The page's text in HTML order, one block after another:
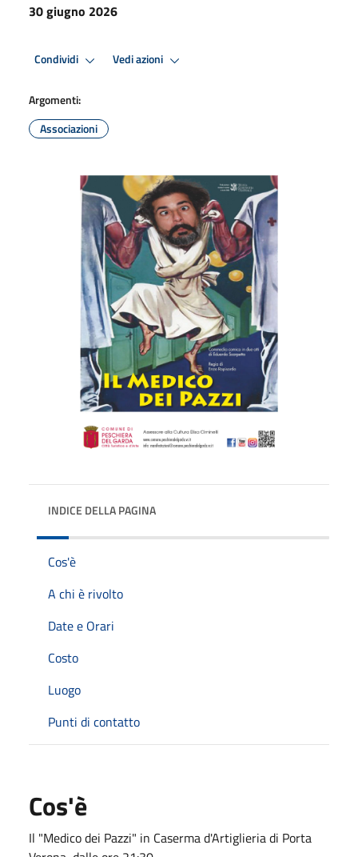
30 giugno 2026
Condividi Vedi azioni
Argomenti:
Associazioni
INDICE DELLA PAGINA
Cos'è
A chi è rivolto
Date e Orari
Costo
Luogo
Punti di contatto
Cos'è
Il "Medico dei Pazzi" in Caserma d'Artiglieria di Porta